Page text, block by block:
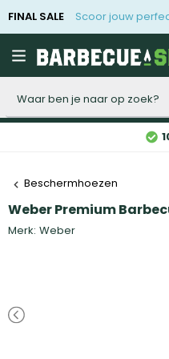
FINAL SALE Scoor jouw
Beschermhoezen
Weber Premium
Merk: Weber